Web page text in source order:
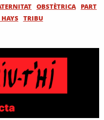
OBSTÈTRICA
PART
TRIBU